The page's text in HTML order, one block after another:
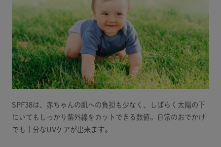
SPF38は、赤ちゃんの肌への負担も少なく、しばらく太陽の下
にいてもしっかり紫外線をカットできる数値。日常のおでかけ
でも十分なUVケアが出来ます。